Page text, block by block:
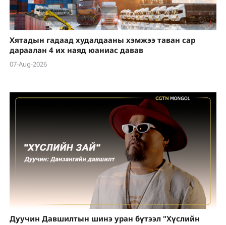
Хятадын гадаад худалдааны хэмжээ таван сар
дараалан 4 их наяд юаниас давав
07-Aug-2026
Дуучин Давшилтын шинэ уран бүтээл "Хүслийн